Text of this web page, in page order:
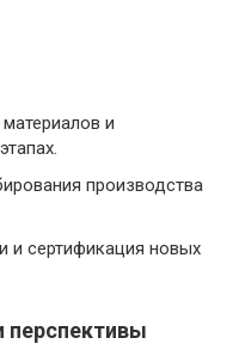
и
производства
и сертификация новых
перспективы